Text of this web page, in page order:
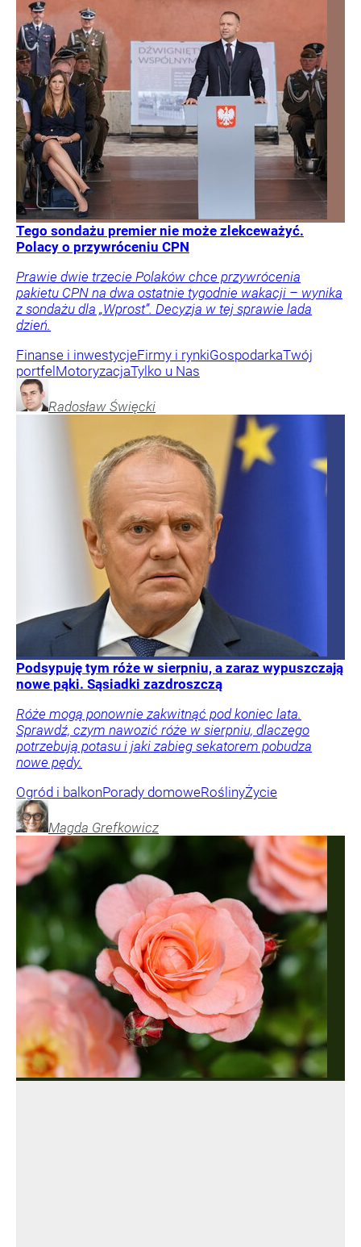
Tego sondażu premier nie może zlekceważyć.
Polacy o przywróceniu CPN
Prawie dwie trzecie Polaków chce przywrócenia
pakietu CPN na dwa ostatnie tygodnie wakacji – wynika
z sondażu dla „Wprost”. Decyzja w tej sprawie lada
dzień.
Finanse i inwestycjeFirmy i rynkiGospodarkaTwój
portfelMotoryzacjaTylko u Nas
Radosław Święcki
Podsypuję tym róże w sierpniu, a zaraz wypuszczają
nowe pąki. Sąsiadki zazdroszczą
Róże mogą ponownie zakwitnąć pod koniec lata.
Sprawdź, czym nawozić róże w sierpniu, dlaczego
potrzebują potasu i jaki zabieg sekatorem pobudza
nowe pędy.
Ogród i balkonPorady domoweRoślinyŻycie
Magda Grefkowicz